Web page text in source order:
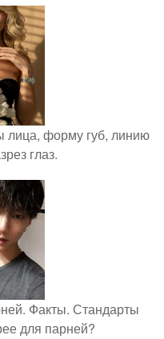
лица, форму губ, линию
глаз.
Факты. Стандарты
для парней?